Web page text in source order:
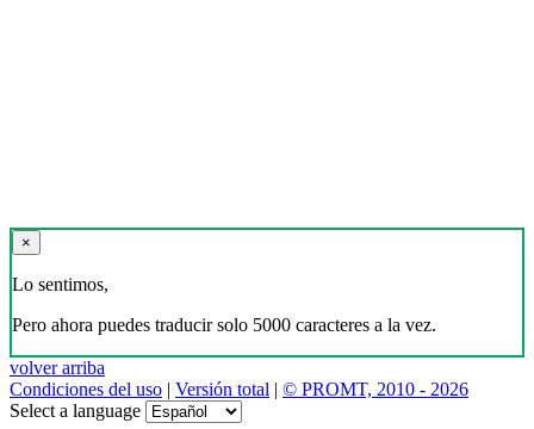
×
Lo sentimos,
Pero ahora puedes traducir solo 5000 caracteres a la vez.
volver arriba
Condiciones del uso | Versión total | © PROMT, 2010 - 2026
Select a language